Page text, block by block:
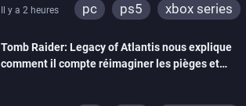
Il y a 2 heures pc ps5
xbox series
Tomb Raider: Legacy of Atlantis nous explique
comment il compte réimaginer les pièges et